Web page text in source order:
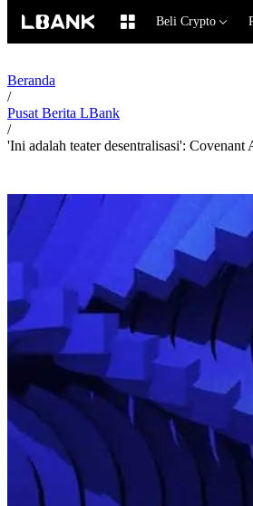
Beli Crypto
Beranda
/
Pusat Berita LBank
/
'Ini adalah teater desentralisasi':